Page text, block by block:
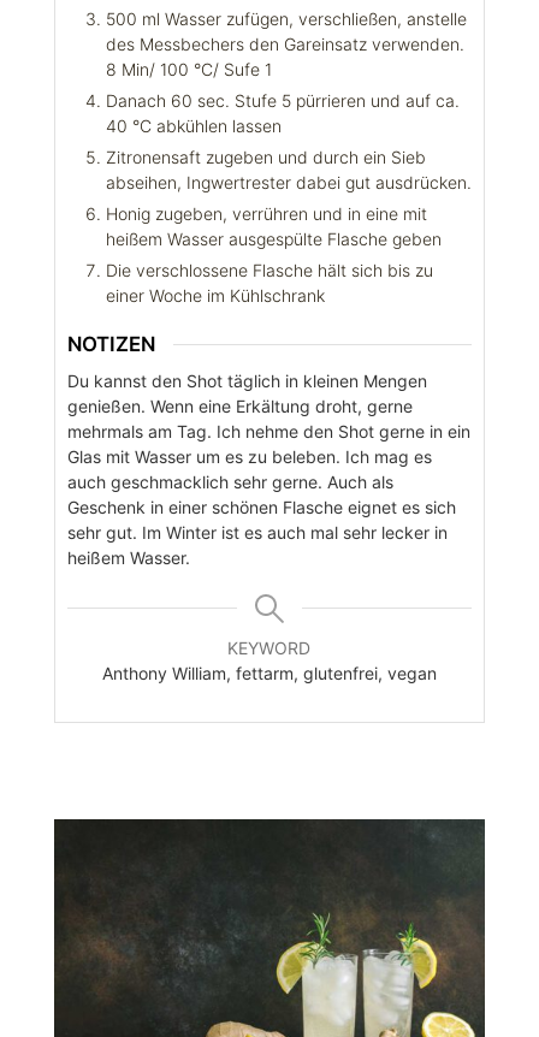
500 ml Wasser zufügen, verschließen, anstelle
des Messbechers den Gareinsatz verwenden.
8 Min/ 100 °C/ Sufe 1
Danach 60 sec. Stufe 5 pürrieren und auf ca.
40 °C abkühlen lassen
Zitronensaft zugeben und durch ein Sieb
abseihen, Ingwertrester dabei gut ausdrücken.
Honig zugeben, verrühren und in eine mit
heißem Wasser ausgespülte Flasche geben
Die verschlossene Flasche hält sich bis zu
einer Woche im Kühlschrank
NOTIZEN
Du kannst den Shot täglich in kleinen Mengen
genießen. Wenn eine Erkältung droht, gerne
mehrmals am Tag. Ich nehme den Shot gerne in ein
Glas mit Wasser um es zu beleben. Ich mag es
auch geschmacklich sehr gerne. Auch als
Geschenk in einer schönen Flasche eignet es sich
sehr gut. Im Winter ist es auch mal sehr lecker in
heißem Wasser.
KEYWORD
Anthony William, fettarm, glutenfrei, vegan